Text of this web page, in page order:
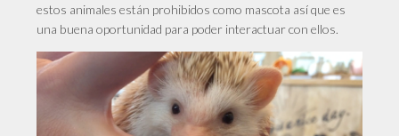
estos animales están prohibidos como mascota así que es
una buena oportunidad para poder interactuar con ellos.